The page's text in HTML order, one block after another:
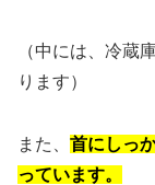
（中には、冷蔵
ります）
また、 首にしっ
っています。